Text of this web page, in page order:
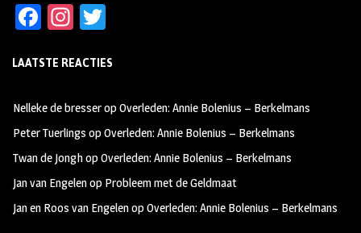
Fa
b
oo
k
In
ag
m
tt
LAATSTE REACTIES
Nelleke de bresseropOverleden: Annie Bolenius – Berkelmans
Peter Tuerlings opOverleden: Annie Bolenius – Berkelmans
Twan de JonghopOverleden: Annie Bolenius – Berkelmans
Jan van Engelenop Probleem met de Geldmaat
Jan en Roos van EngelenopOverleden: Annie Bolenius – Berkelmans